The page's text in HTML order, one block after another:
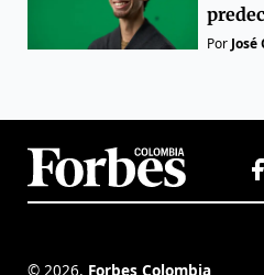
Por José
© 2026, Forbes Colombia